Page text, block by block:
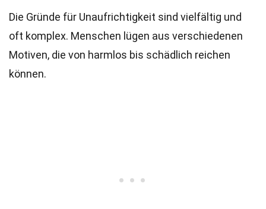
Die Gründe für Unaufrichtigkeit sind vielfältig und
oft komplex. Menschen lügen aus verschiedenen
Motiven, die von harmlos bis schädlich reichen
können.